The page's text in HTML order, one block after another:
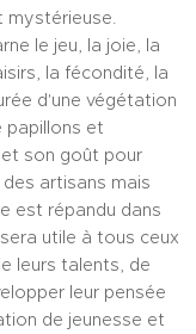
mystérieuse.
le jeu, la joie, la
la fécondité, la
d'une végétation
papillons et
son goût pour
artisans mais
est répandu dans
utile à tous ceux
leurs talents, de
leur pensée
de jeunesse et